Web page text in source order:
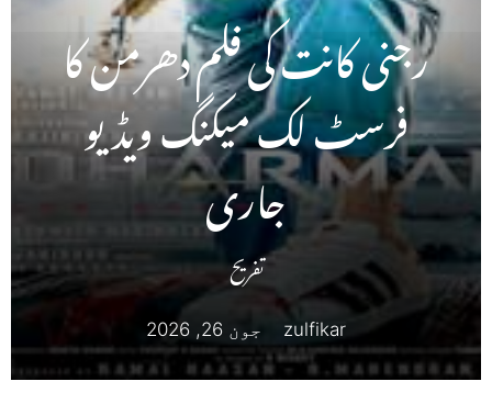
رجنی کانت کی فلم دھرمن کا
فرسٹ لک میکنگ ویڈیو
جاری
تفریح
zulfikar جون 26, 2026